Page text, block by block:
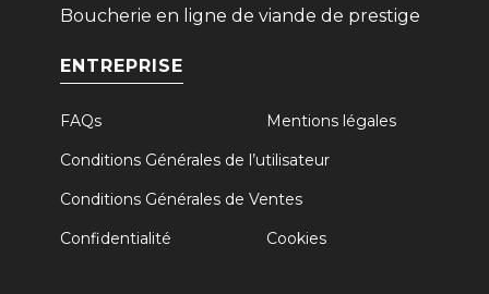
Boucherie en ligne de viande de prestige
ENTREPRISE
FAQs
Mentions légales
Conditions Générales de l’utilisateur
Conditions Générales de Ventes
Confidentialité
Cookies